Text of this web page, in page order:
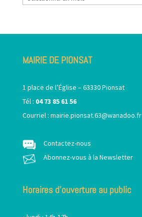
MAIRIE DE PIONSAT
1 place de l’Église – 63330 Pionsat
Tél : 04 73 85 61 56
Courriel : mairie.pionsat.63@wanadoo.fr
Contactez-nous
Abonnez-vous à la Newsletter
Horaires d’ouverture au public